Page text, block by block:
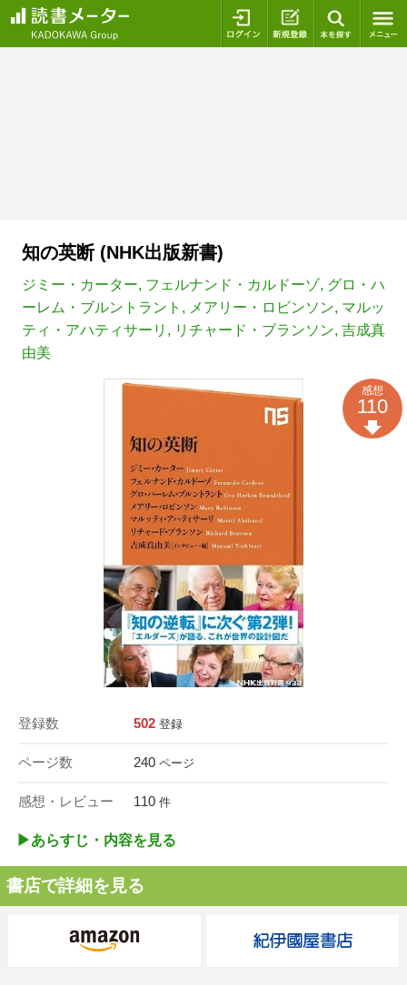
ログイン 新規登録
知の英断 (NHK出版新書)
ジミー・カーター, フェルナンド・カルドーゾ, グロ・ハ
ーレム・ブルントラント , メアリー・ロビンソン, マルッ
ティ・アハティサーリ , リチャード・ブランソン, 吉成真
由美
登録数 502 登録
ページ数 240 ページ
感想・レビュー 110 件
感想
110
▶︎あらすじ・内容を見る
書店で詳細を見る